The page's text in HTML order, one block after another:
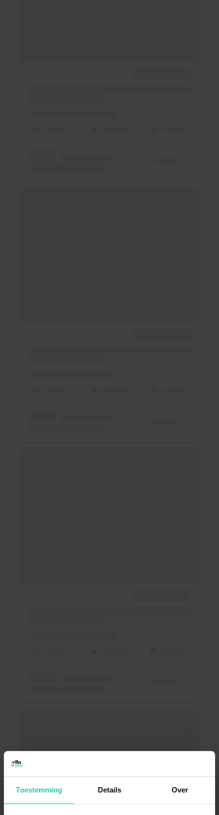
Toestemming Details Over